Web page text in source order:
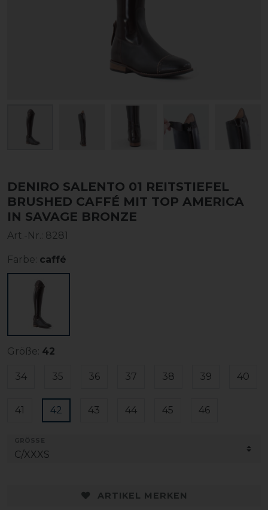
DENIRO SALENTO 01 REITSTIEFEL
BRUSHED CAFFÉ MIT TOP AMERICA
IN SAVAGE BRONZE
Art.-Nr.: 8281
Farbe: caffé
Größe: 42
34 35 36 37 38 39 40
41 42 43 44 45 46
ARTIKEL MERKEN